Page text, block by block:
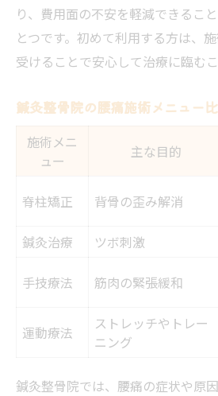
り、費用面の不安を軽減できるこ
とつです。初めて利用する方は、
受けることで安心して治療に臨むこ
鍼灸整骨院の腰痛施術メニュー
施術メニ
ュー
主な目的
脊柱矯正 背骨の歪み解消
鍼灸治療
ツボ刺激
手技療法 筋肉の緊張緩和
運動療法
ストレッチやトレー
ニング
鍼灸整骨院では、腰痛の症状や原